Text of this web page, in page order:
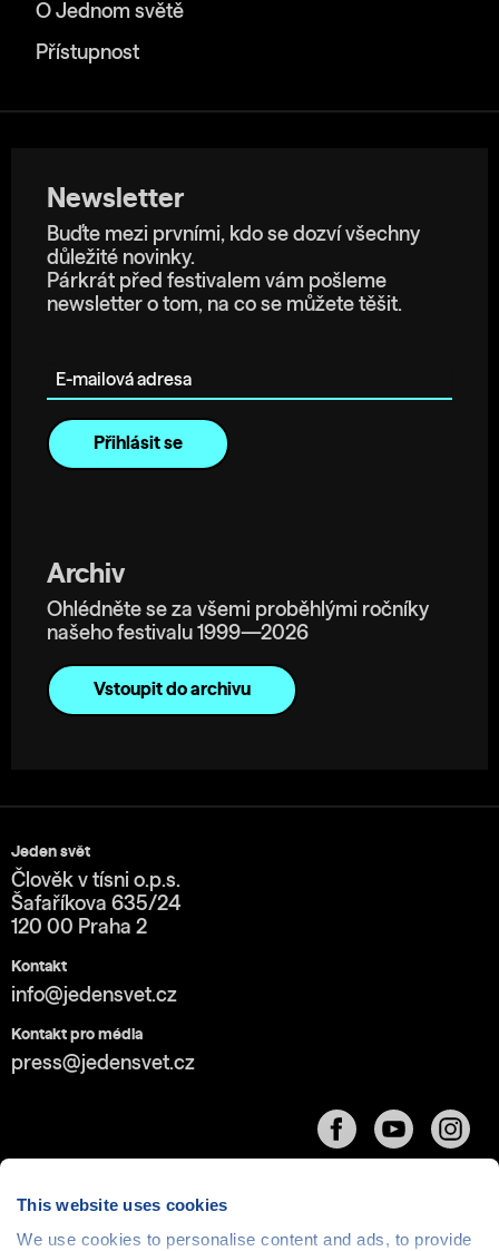
This website uses cookies
We use cookies to personalise content and ads, to provide
O Jednom světě
Přístupnost
Newsletter
Buďte mezi prvními, kdo se dozví všechny
důležité novinky.
Párkrát před festivalem vám pošleme
newsletter o tom, na co se můžete těšit.
Archiv
Ohlédněte se za všemi proběhlými ročníky
našeho festivalu 1999—2026
Vstoupit do archivu
Jeden svět
Člověk v tísni o.p.s.
Šafaříkova 635/24
120 00 Praha 2
Kontakt
info@jedensvet.cz
Kontakt pro média
press@jedensvet.cz